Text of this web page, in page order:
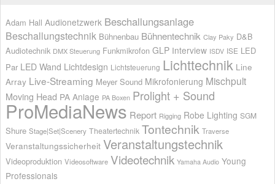
Adam Hall Audionetzwerk Beschallungsanlage
Beschallungstechnik Bühnenbau Bühnentechnik Clay Paky D&B
Audiotechnik DMX Steuerung Funkmikrofon GLP Interview ISDV ISE LED
Par LED Wand Lichtdesign Lichtsteuerung Lichttechnik Line
Array Live-Streaming Meyer Sound Mikrofonierung Mischpult
Moving Head PA Anlage PA Boxen Prolight + Sound
ProMediaNews Report Rigging Robe Lighting SGM
Shure Stage|Set|Scenery Theatertechnik Tontechnik Traverse
Veranstaltungssicherheit Veranstaltungstechnik
Videoproduktion Videosoftware Videotechnik Yamaha Audio Young
Professionals